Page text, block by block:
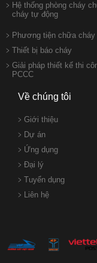
Hệ thống phòng cháy
cháy tự động
Phương tiện chữa cháy
Thiết bị báo cháy
Giải pháp thiết kế thi
PCCC
Về chúng tôi
Giới thiệu
Dự án
Ứng dụng
Đại lý
Tuyển dụng
Liên hệ